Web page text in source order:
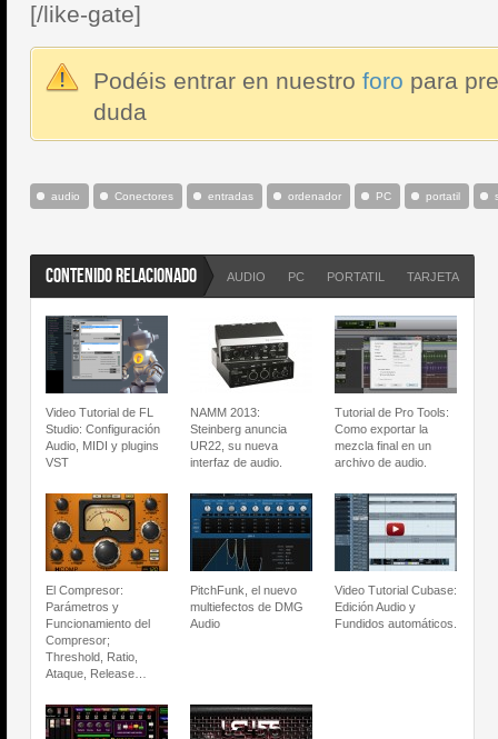
[/like-gate]
Podéis entrar en nuestro foro para
duda
audio Conectores entradas ordenador PC portatil
CONTENIDO RELACIONADO AUDIO PC PORTATIL TARJETA
Video Tutorial de FL
Studio: Configuración
Audio, MIDI y plugins
VST
NAMM 2013:
Steinberg anuncia
UR22, su nueva
interfaz de audio.
Tutorial de Pro Tools:
Como exportar la
mezcla final en un
archivo de audio.
El Compresor:
Parámetros y
Funcionamiento del
Compresor;
Threshold, Ratio,
Ataque, Release…
PitchFunk, el nuevo
multiefectos de DMG
Audio
Video Tutorial Cubase:
Edición Audio y
Fundidos automáticos.